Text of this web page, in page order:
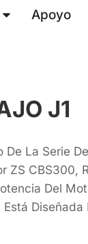
Apoyo
J1
De La Serie
ZS CBS300,
Del
Diseñada